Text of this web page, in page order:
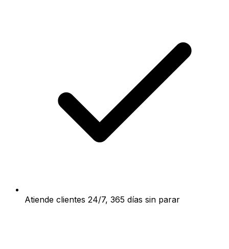
Atiende clientes 24/7, 365 días sin parar